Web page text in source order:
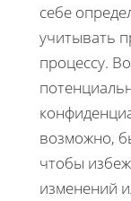
себе
учитывать
процессу.
возможно,
чтобы
изменений